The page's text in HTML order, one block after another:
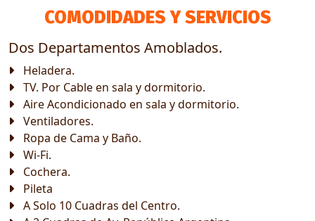
COMODIDADES Y SERVICIOS
Dos Departamentos Amoblados.
Heladera.
TV. Por Cable en sala y dormitorio.
Aire Acondicionado en sala y dormitorio.
Ventiladores.
Ropa de Cama y Baño.
Wi-Fi.
Cochera.
Pileta
A Solo 10 Cuadras del Centro.